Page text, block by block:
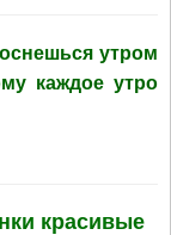
утром
каждое утро
красивые